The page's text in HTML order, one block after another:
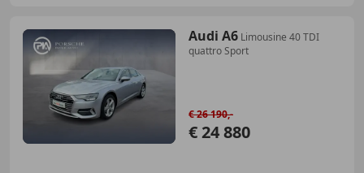
Audi A6 Limousine 40 TDI
quattro Sport
€ 24 880
€ 26 190,-